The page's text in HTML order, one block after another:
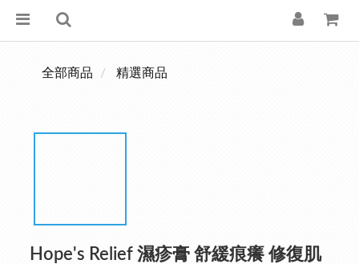
全部商品 精選商品
Hope's Relief 濕疹膏 舒緩痕癢 修復肌